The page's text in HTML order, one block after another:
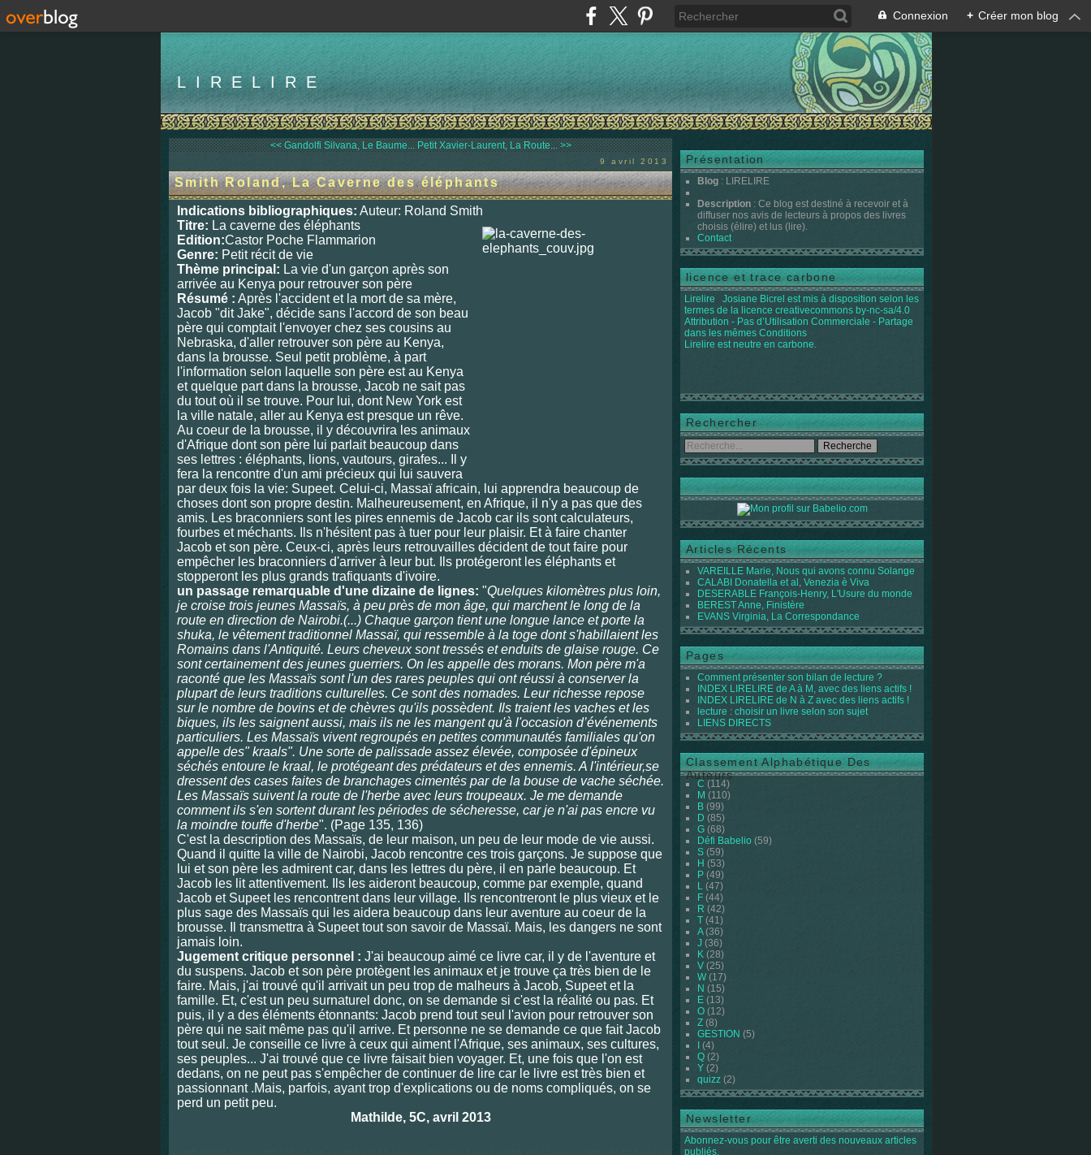
Connexion + Créer mon blog
LIRELIRE
<< Gandolfi Silvana, Le Baume... Petit Xavier-Laurent, La Route... >>
9 avril 2013
Smith Roland, La Caverne des éléphants
Indications bibliographiques: Auteur: Roland Smith
Titre: La caverne des éléphants
Edition:Castor Poche Flammarion
Genre: Petit récit de vie
Thème principal: La vie d'un garçon après son
arrivée au Kenya pour retrouver son père
Résumé : Après l'accident et la mort de sa mère,
Jacob "dit Jake", décide sans l'accord de son beau
père qui comptait l'envoyer chez ses cousins au
Nebraska, d'aller retrouver son père au Kenya,
dans la brousse. Seul petit problème, à part
l'information selon laquelle son père est au Kenya
et quelque part dans la brousse, Jacob ne sait pas
du tout où il se trouve. Pour lui, dont New York est
la ville natale, aller au Kenya est presque un rêve.
Au coeur de la brousse, il y découvrira les animaux
d'Afrique dont son père lui parlait beaucoup dans
ses lettres : éléphants, lions, vautours, girafes... Il y
fera la rencontre d'un ami précieux qui lui sauvera
par deux fois la vie: Supeet. Celui-ci, Massaï africain, lui apprendra beaucoup de
choses dont son propre destin. Malheureusement, en Afrique, il n'y a pas que des
amis. Les braconniers sont les pires ennemis de Jacob car ils sont calculateurs,
fourbes et méchants. Ils n'hésitent pas à tuer pour leur plaisir. Et à faire chanter
Jacob et son père. Ceux-ci, après leurs retrouvailles décident de tout faire pour
empêcher les braconniers d'arriver à leur but. Ils protégeront les éléphants et
stopperont les plus grands trafiquants d'ivoire.
un passage remarquable d'une dizaine de lignes: "Quelques kilomètres plus loin,
je croise trois jeunes Massaïs, à peu près de mon âge, qui marchent le long de la
route en direction de Nairobi.(...) Chaque garçon tient une longue lance et porte la
shuka, le vêtement traditionnel Massaï, qui ressemble à la toge dont s'habillaient les
Romains dans l'Antiquité. Leurs cheveux sont tressés et enduits de glaise rouge. Ce
sont certainement des jeunes guerriers. On les appelle des morans. Mon père m'a
raconté que les Massaïs sont l'un des rares peuples qui ont réussi à conserver la
plupart de leurs traditions culturelles. Ce sont des nomades. Leur richesse repose
sur le nombre de bovins et de chèvres qu'ils possèdent. Ils traient les vaches et les
biques, ils les saignent aussi, mais ils ne les mangent qu'à l'occasion d’événements
particuliers. Les Massaïs vivent regroupés en petites communautés familiales qu'on
appelle des" kraals". Une sorte de palissade assez élevée, composée d'épineux
séchés entoure le kraal, le protégeant des prédateurs et des ennemis. A l'intérieur,se
dressent des cases faites de branchages cimentés par de la bouse de vache séchée.
Les Massaïs suivent la route de l'herbe avec leurs troupeaux. Je me demande
comment ils s'en sortent durant les périodes de sécheresse, car je n'ai pas encre vu
la moindre touffe d'herbe". (Page 135, 136)
C'est la description des Massaïs, de leur maison, un peu de leur mode de vie aussi.
Quand il quitte la ville de Nairobi, Jacob rencontre ces trois garçons. Je suppose que
lui et son père les admirent car, dans les lettres du père, il en parle beaucoup. Et
Jacob les lit attentivement. Ils les aideront beaucoup, comme par exemple, quand
Jacob et Supeet les rencontrent dans leur village. Ils rencontreront le plus vieux et le
plus sage des Massaïs qui les aidera beaucoup dans leur aventure au coeur de la
brousse. Il transmettra à Supeet tout son savoir de Massaï. Mais, les dangers ne sont
jamais loin.
Jugement critique personnel : J'ai beaucoup aimé ce livre car, il y de l'aventure et
du suspens. Jacob et son père protègent les animaux et je trouve ça très bien de le
faire. Mais, j'ai trouvé qu'il arrivait un peu trop de malheurs à Jacob, Supeet et la
famille. Et, c'est un peu surnaturel donc, on se demande si c'est la réalité ou pas. Et
puis, il y a des éléments étonnants: Jacob prend tout seul l'avion pour retrouver son
père qui ne sait même pas qu'il arrive. Et personne ne se demande ce que fait Jacob
tout seul. Je conseille ce livre à ceux qui aiment l'Afrique, ses animaux, ses cultures,
ses peuples... J'ai trouvé que ce livre faisait bien voyager. Et, une fois que l'on est
dedans, on ne peut pas s'empêcher de continuer de lire car le livre est très bien et
passionnant .Mais, parfois, ayant trop d'explications ou de noms compliqués, on se
perd un petit peu.
Mathilde, 5C, avril 2013
Présentation
Blog : LIRELIRE
Description : Ce blog est destiné à recevoir et à
diffuser nos avis de lecteurs à propos des livres
choisis (élire) et lus (lire).
Contact
licence et trace carbone
Lirelire Josiane Bicrel est mis à disposition selon les
termes de la licence creativecommons by-nc-sa/4.0
Attribution - Pas d’Utilisation Commerciale - Partage
dans les mêmes Conditions
Lirelire est neutre en carbone.
Rechercher
Articles Récents
VAREILLE Marie, Nous qui avons connu Solange
CALABI Donatella et al, Venezia è Viva
DESERABLE François-Henry, L'Usure du monde
BEREST Anne, Finistère
EVANS Virginia, La Correspondance
Pages
Comment présenter son bilan de lecture ?
INDEX LIRELIRE de A à M, avec des liens actifs !
INDEX LIRELIRE de N à Z avec des liens actifs !
lecture : choisir un livre selon son sujet
LIENS DIRECTS
Classement Alphabétique Des
Auteurs
C (114)
M (110)
B (99)
D (85)
G (68)
Défi Babelio (59)
S (59)
H (53)
P (49)
L (47)
F (44)
R (42)
T (41)
A(36)
J (36)
K (28)
V (25)
W(17)
N (15)
E (13)
O (12)
Z (8)
GESTION (5)
(4)
Q (2)
Y (2)
quizz (2)
Newsletter
Abonnez-vous pour être averti des nouveaux articles
publiés.